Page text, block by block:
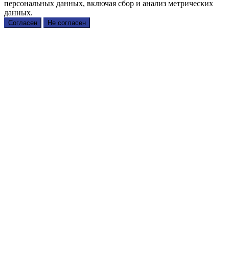
персональных данных, включая сбор и анализ метрических
данных.
Согласен Не согласен